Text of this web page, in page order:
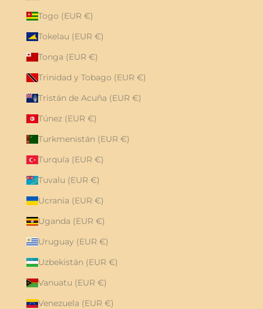
Togo (EUR €)
Tokelau (EUR €)
Tonga (EUR €)
Trinidad y Tobago (EUR €)
Tristán de Acuña (EUR €)
Túnez (EUR €)
Turkmenistán (EUR €)
Turquía (EUR €)
Tuvalu (EUR €)
Ucrania (EUR €)
Uganda (EUR €)
Uruguay (EUR €)
Uzbekistán (EUR €)
Vanuatu (EUR €)
Venezuela (EUR €)